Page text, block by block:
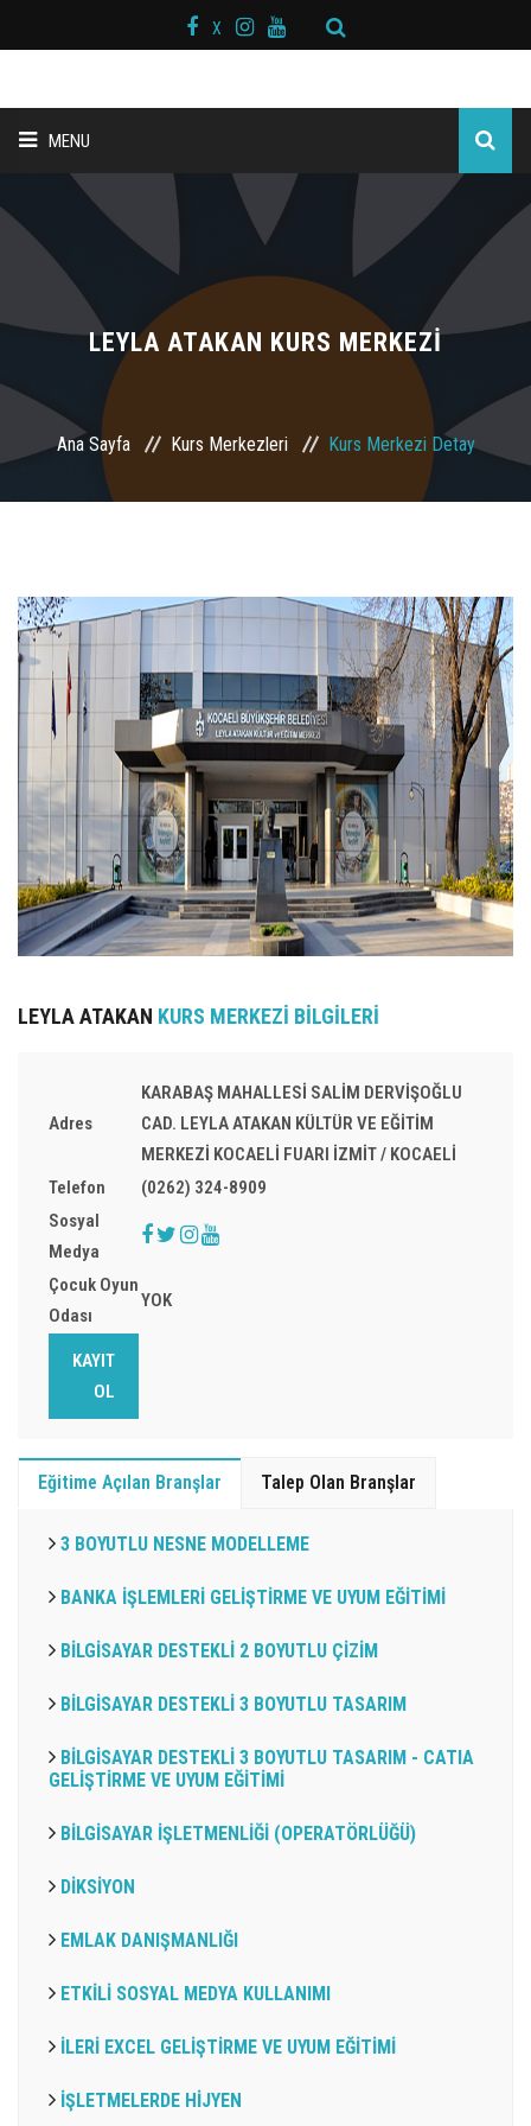
X
MENU
ANA SAYFA
BAŞKAN MESAJI
HAKKIMIZDA
KURS MERKEZLERİ
BRANŞLAR
KAYIT OL /GIRIŞ YAP
İLETİŞİM
LEYLA ATAKAN KURS MERKEZİ
Ana Sayfa Kurs Merkezleri Kurs Merkezi Detay
LEYLA ATAKAN KURS MERKEZİ BİLGİLERİ
Adres
KARABAŞ MAHALLESİ SALİM DERVİŞOĞLU
CAD. LEYLA ATAKAN KÜLTÜR VE EĞİTİM
MERKEZİ KOCAELİ FUARI İZMİT / KOCAELİ
Telefon
(0262) 324-8909
Sosyal
Medya
Çocuk Oyun
Odası
YOK
KAYIT
OL
Eğitime Açılan Branşlar Talep Olan Branşlar
3 BOYUTLU NESNE MODELLEME
BANKA İŞLEMLERİ GELİŞTİRME VE UYUM EĞİTİMİ
BİLGİSAYAR DESTEKLİ 2 BOYUTLU ÇİZİM
BİLGİSAYAR DESTEKLİ 3 BOYUTLU TASARIM
BİLGİSAYAR DESTEKLİ 3 BOYUTLU TASARIM - CATIA
GELİŞTİRME VE UYUM EĞİTİMİ
BİLGİSAYAR İŞLETMENLİĞİ (OPERATÖRLÜĞÜ)
DİKSİYON
EMLAK DANIŞMANLIĞI
ETKİLİ SOSYAL MEDYA KULLANIMI
İLERİ EXCEL GELİŞTİRME VE UYUM EĞİTİMİ
İŞLETMELERDE HİJYEN